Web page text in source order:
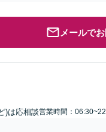
メールで
)は応相談営業時間：